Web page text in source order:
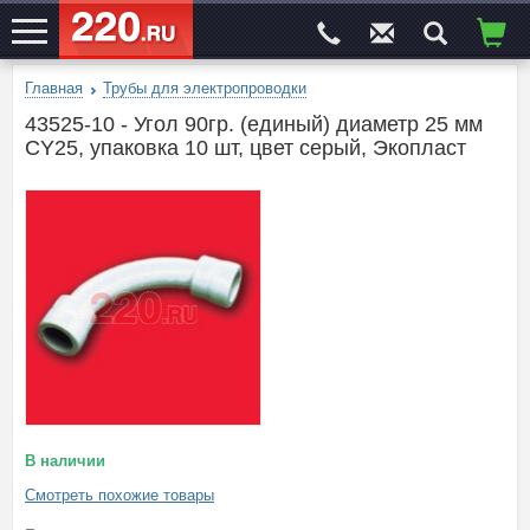
ЭЛЕКТРОСАЙТ№1
Главная Трубы для электропроводки
43525-10 - Угол 90гр. (единый) диаметр 25 мм
CY25, упаковка 10 шт, цвет серый, Экопласт
В наличии
Смотреть похожие товары